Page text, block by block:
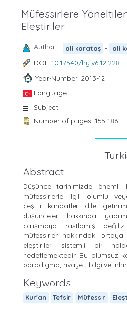
Müfessirlere
Eleştiriler
Author : ali karataş - ali
DOI : 10.17540/hy.v6i12.228
Year-Number: 2013-12
Language :
Subject :
Number of pages: 155-186
Abstract
Düşünce tarihimizde
müfessirlerle ilgili olumlu
çeşitli kanaatler dile
düşünceler hakkında
çalışmaya rastlamış
müfessirler hakkındaki
eleştirileri sistemli bir
hedeflemektedir. Bu olumsuz
paradigma, rivayet, bilgi ve
Keywords
Kur'an Tefsir Müfessir